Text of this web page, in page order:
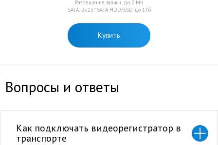
Разрешение записи: до 2 Mп
SATA: 2x2.5” SATA HDD/SSD до 1Тб
Купить
Вопросы и ответы
Как подключать видеорегистратор в
транспорте